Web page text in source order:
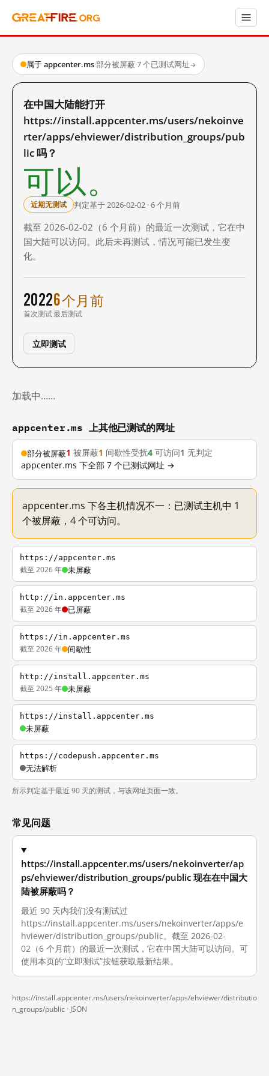
属于 appcenter.ms·部分被屏蔽·7 个已测试网址→
在中国大陆能打开
https://install.appcenter.ms/users/nekoinve
rter/apps/ehviewer/distribution_groups/pub
lic 吗？
可以。
近期无测试 判定基于 2026-02-02 · 6 个月前
截至 2026-02-02（6 个月前）的最近一次测试，它在中
国大陆可以访问。此后未再测试，情况可能已发生变
化。
2022
首次测试
6 个月前
最后测试
立即测试
加载中……
appcenter.ms 上其他已测试的网址
部分被屏蔽1 被屏蔽1 间歇性受扰4 可访问1 无判定
appcenter.ms 下全部 7 个已测试网址 →
appcenter.ms 下各主机情况不一：已测试主机中 1
个被屏蔽，4 个可访问。
https://appcenter.ms
截至 2026 年 未屏蔽
http://in.appcenter.ms
截至 2026 年 已屏蔽
https://in.appcenter.ms
截至 2026 年 间歇性
http://install.appcenter.ms
截至 2025 年 未屏蔽
https://install.appcenter.ms
未屏蔽
https://codepush.appcenter.ms
无法解析
所示判定基于最近 90 天的测试，与该网址页面一致。
常见问题
https://install.appcenter.ms/users/nekoinverter/ap
ps/ehviewer/distribution_groups/public 现在在中国大
陆被屏蔽吗？
最近 90 天内我们没有测试过
https://install.appcenter.ms/users/nekoinverter/apps/e
hviewer/distribution_groups/public。截至 2026-02-
02（6 个月前）的最近一次测试，它在中国大陆可以访问。可
使用本页的“立即测试”按钮获取最新结果。
https://install.appcenter.ms/users/nekoinverter/apps/ehviewer/distributio
n_groups/public · JSON